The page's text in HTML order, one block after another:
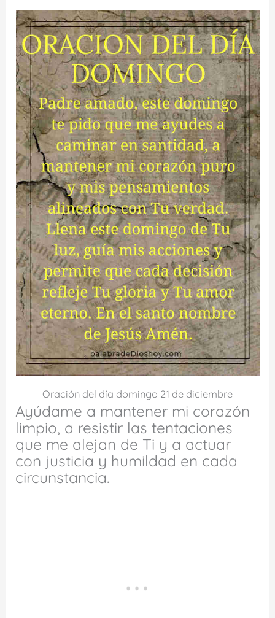
Oración del día domingo 21 de diciembre
Ayúdame a mantener mi corazón
limpio, a resistir las tentaciones
que me alejan de Ti y a actuar
con justicia y humildad en cada
circunstancia.